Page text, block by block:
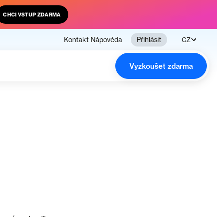
CHCI VSTUP ZDARMA
Kontakt Nápověda Přihlásit CZ
Vyzkoušet zdarma